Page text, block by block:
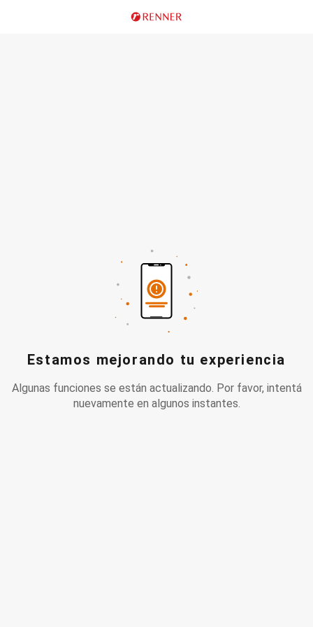
Estamos mejorando tu experiencia
Algunas funciones se están actualizando. Por favor, intentá
nuevamente en algunos instantes.